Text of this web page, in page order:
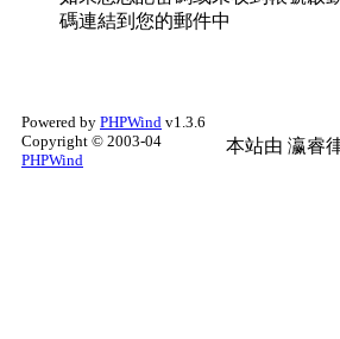
碼連結到您的郵件中
Powered by PHPWind v1.3.6
Copyright © 2003-04
PHPWind
本站由 瀛睿